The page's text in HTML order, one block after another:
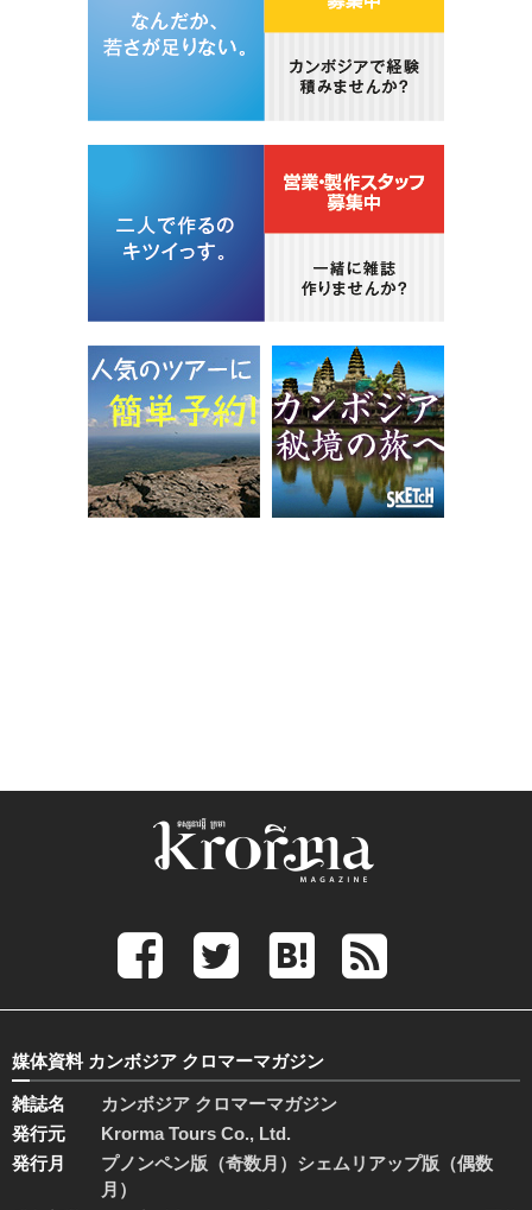
媒体資料 カンボジア クロマーマガジン
雑誌名
カンボジア クロマーマガジン
発行元
Krorma Tours Co., Ltd.
発行月
プノンペン版（奇数月）シェムリアップ版（偶数
月）